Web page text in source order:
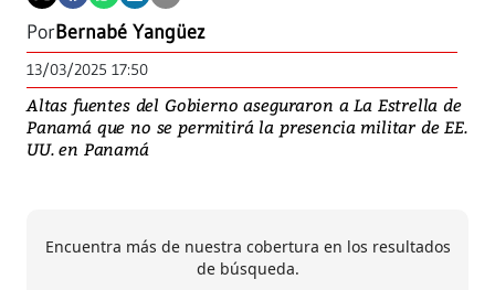
PorBernabé Yangüez
13/03/2025 17:50
Altas fuentes del Gobierno aseguraron a La Estrella de
Panamá que no se permitirá la presencia militar de EE.
UU. en Panamá
Encuentra más de nuestra cobertura en los resultados
de búsqueda.